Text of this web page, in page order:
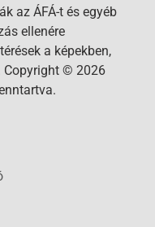
az ÁFÁ-t és egyéb
ellenére
a képekben,
Copyright © 2026